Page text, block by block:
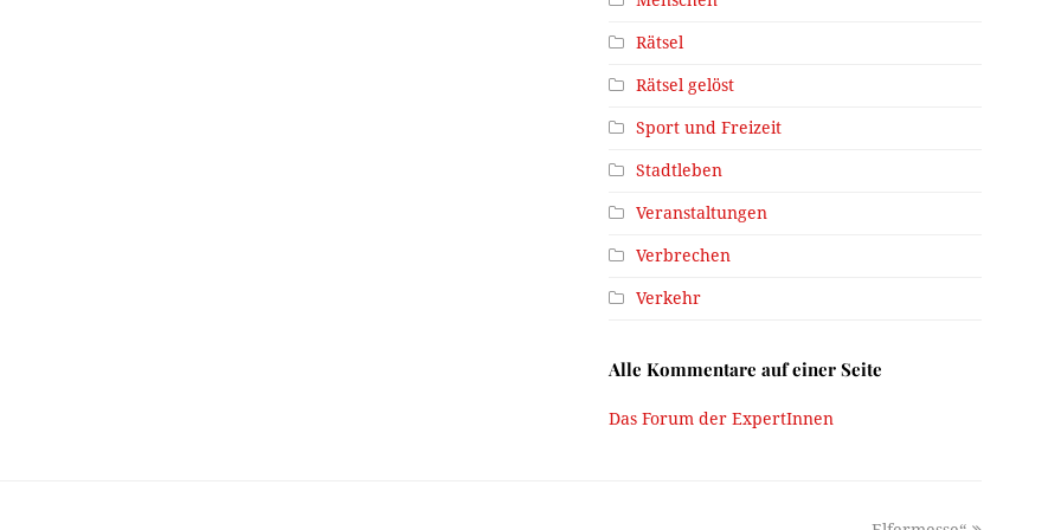
Rätsel
Rätsel gelöst
Sport und Freizeit
Stadtleben
Veranstaltungen
Verbrechen
Verkehr
Alle Kommentare auf einer Seite
Das Forum der ExpertInnen